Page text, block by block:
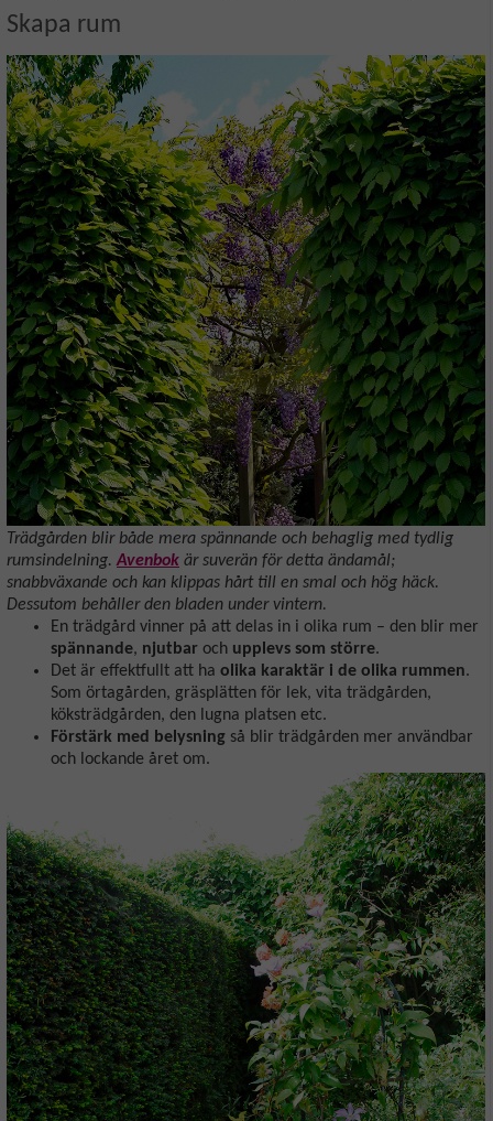
Skapa rum
Trädgården blir både mera spännande och behaglig med tydlig
rumsindelning.Avenbok är suverän för detta ändamål;
snabbväxande och kan klippas hårt till en smal och hög häck.
Dessutom behåller den bladen under vintern.
En trädgård vinner på att delas in i olika rum – den blir mer
spännande, njutbar och upplevs som större.
Det är effektfullt att ha olika karaktär i de olika rummen.
Som örtagården, gräsplätten för lek, vita trädgården,
köksträdgården, den lugna platsen etc.
Förstärk med belysning så blir trädgården mer användbar
och lockande året om.